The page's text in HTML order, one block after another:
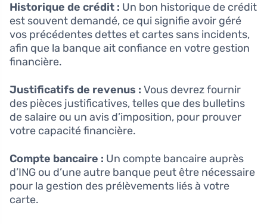
Historique de crédit : Un bon historique de crédit
est souvent demandé, ce qui signifie avoir géré
vos précédentes dettes et cartes sans incidents,
afin que la banque ait confiance en votre gestion
financière.
Justificatifs de revenus : Vous devrez fournir
des pièces justificatives, telles que des bulletins
de salaire ou un avis d’imposition, pour prouver
votre capacité financière.
Compte bancaire : Un compte bancaire auprès
d’ING ou d’une autre banque peut être nécessaire
pour la gestion des prélèvements liés à votre
carte.